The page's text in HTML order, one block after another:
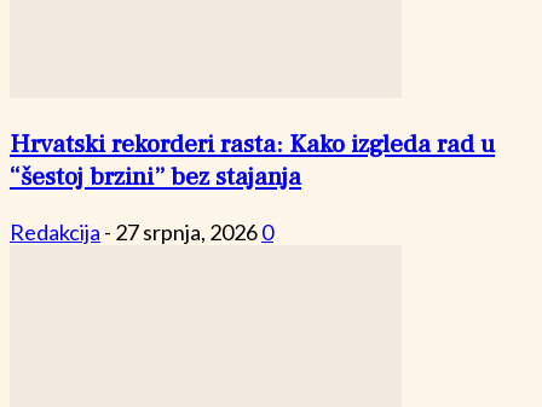
Hrvatski rekorderi rasta: Kako izgleda rad u
“šestoj brzini” bez stajanja
Redakcija - 27 srpnja, 20260